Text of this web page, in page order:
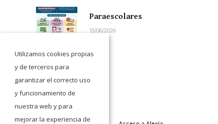
Paraescolares
15/06/2026
Utilizamos cookies propias
y de terceros para
garantizar el correcto uso
y funcionamiento de
nuestra web y para
mejorar la experiencia de